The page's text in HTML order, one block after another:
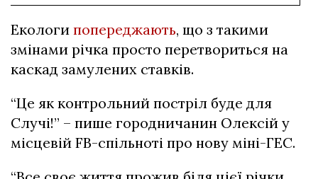
Екологи попереджають, що з такими
змінами річка просто перетвориться на
каскад замулених ставків.
“Це як контрольний постріл буде для
Случі!” – пише городничанин Олексій у
місцевій FB-спільноті про нову міні-ГЕС.